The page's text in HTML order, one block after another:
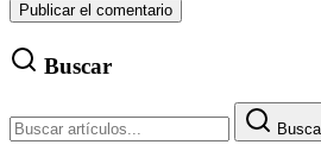
Buscar